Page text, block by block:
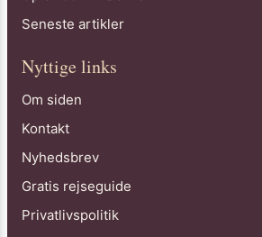
Seneste artikler
Nyttige links
Om siden
Kontakt
Nyhedsbrev
Gratis rejseguide
Privatlivspolitik